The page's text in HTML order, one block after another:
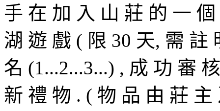
手 在 加 入 山 莊 的 一
湖 遊 戲 ( 限 30 天, 需 註
名 (1...2...3...) , 成 功 審
新 禮 物 . ( 物 品 由 莊